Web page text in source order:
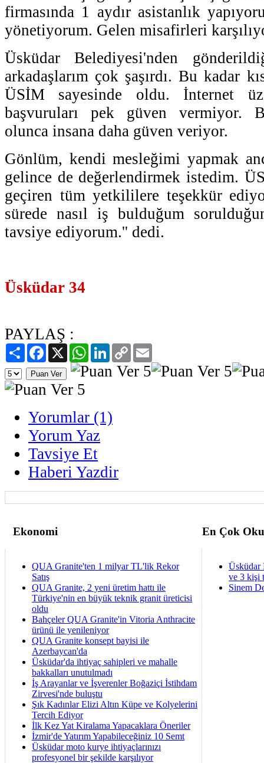
firmasında 1 aydır asistanlık
yönetiyorum. Gelen misafirleri
Üsküdar Belediyesi'nden
arkadaşlarım çok şaşırdı. Bu kadar
ÜSİM sayesinde oldu. İnternet
başvuruları pek güven vermiyor.
olunca insana daha güven veriyor.
Gönlüm, kendi mesleğimi yapmak
gelince de değerlendirmek istedim.
geçiren tüm yetkililere teşekkür
sürede nasıl iş bulduğum
tavsiye ediyorum.'' dedi.
Üsküdar 34
PAYLAŞ :
PaylaşFacebook
X WhatsAppLinkedIn
Copy
Link
Yorumlar (1)
Yorum Yaz
Tavsiye Et
Haberi Yazdir
Ekonomi En Çok
QUA Granite'ten 1 milyar TL'lik Rekor
Satış
QUA Granite, 2 yeni üretim hattı ile
Türkiye'nin en büyük teknik granit üreticisi
oldu
Bahçeler QUA Granite'in Vitoria Anthracite
ürünü ile yenileniyor
QUA Granite konsept bayisi ile
Azerbaycan'da
Üsküdar'da ihtiyaç sahipleri ve mahalle
bakkalları unutulmadı
İş Arayanlar ve İşverenler Boğaziçi İstihdam
Zirvesi'nde buluştu
Şık Kadınlar Elizi Altın Küpe ve Kolyelerini
Tercih Ediyor
İlk Kez Yat Kiralama Yapacaklara Öneriler
İzmir'de Yatırım Yapabileceğiniz 10 Semt
Üsküdar moto kurye ihtiyaçlarınızı
profesyonel bir şekilde karşılıyor
Üsküdar
ve 3 kişi
Sinem